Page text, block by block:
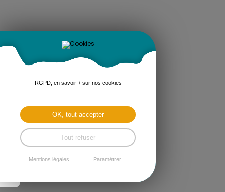
RGPD, en savoir + sur nos cookies
OK, tout accepter
Tout refuser
Mentions légales Paramétrer